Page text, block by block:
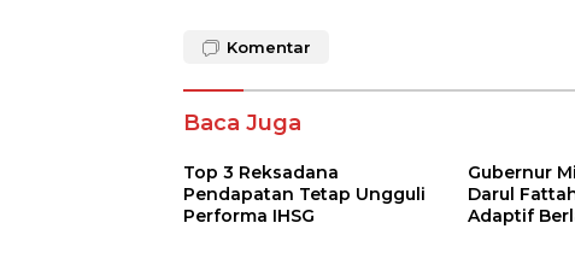
Komentar
Baca Juga
Top 3 Reksadana
Pendapatan Tetap Ungguli
Performa IHSG
Gubernur
Darul
Adaptif